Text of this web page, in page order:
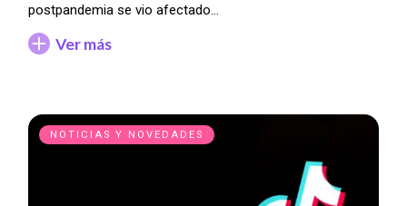
postpandemia se vio afectado…
Ver más
NOTICIAS Y NOVEDADES